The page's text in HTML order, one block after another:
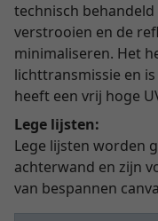
technisch
verstrooien en de
minimaliseren. Het
lichttransmissie en
heeft een vrij hoge
Lege lijsten:
Lege lijsten worden
achterwand en zijn
van bespannen